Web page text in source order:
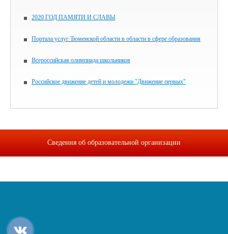
2020 ГОД ПАМЯТИ И СЛАВЫ
Портала услуг Тюменской области в области в сфере образования
Всероссийская олимпиада школьников
Российское движение детей и молодежи "Движение первых"
Сведения об образовательной организации